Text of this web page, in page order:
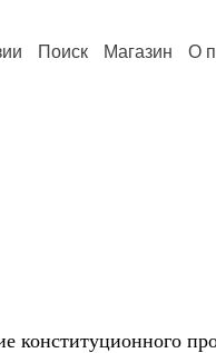
Поиск Магазин О
конституционного